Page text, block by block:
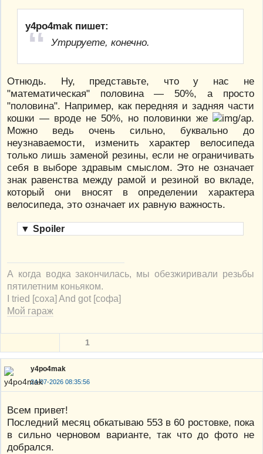
y4po4mak пишет:
Утрируете, конечно.
Отнюдь. Ну, представьте, что у нас не
"математическая" половина — 50%, а просто
"половина". Например, как передняя и задняя части
кошки — вроде не 50%, но половинки же
.
Можно ведь очень сильно, буквально до
неузнаваемости, изменить характер велосипеда
только лишь заменой резины, если не ограничивать
себя в выборе здравым смыслом. Это не означает
знак равенства между рамой и резиной во вкладе,
который они вносят в определении характера
велосипеда, это означает их равную важность.
▼ Spoiler
А когда водка закончилась, мы обезжиривали резьбы
пятилетним коньяком.
I tried [соха] And got [софа]
Мой гараж
1
y4po4mak
24-07-2026 08:35:56
Всем привет!
Последний месяц обкатываю 553 в 60 ростовке, пока
в сильно черновом варианте, так что до фото не
добрался.